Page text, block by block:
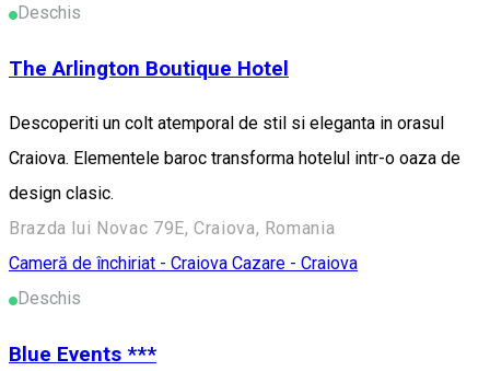
Deschis
The Arlington Boutique Hotel
Descoperiti un colt atemporal de stil si eleganta in orasul
Craiova. Elementele baroc transforma hotelul intr-o oaza de
design clasic.
Brazda lui Novac 79E, Craiova, Romania
Cameră de închiriat - Craiova Cazare - Craiova
Deschis
Blue Events ***